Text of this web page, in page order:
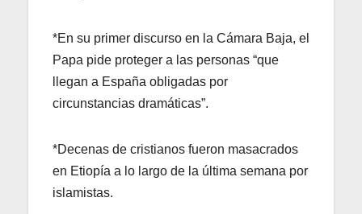
*En su primer discurso en la Cámara Baja, el
Papa pide proteger a las personas “que
llegan a España obligadas por
circunstancias dramáticas”.
*Decenas de cristianos fueron masacrados
en Etiopía a lo largo de la última semana por
islamistas.